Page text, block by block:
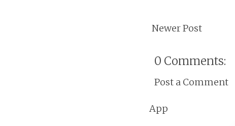
Newer Post
0 Comments:
Post a Comment
App